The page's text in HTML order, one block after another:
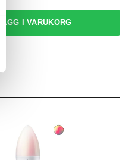
LÄGG I VARUKORG